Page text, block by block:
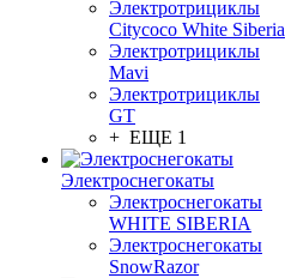
Электротрициклы
Citycoco White Siberia
Электротрициклы
Mavi
Электротрициклы
GT
+ ЕЩЕ 1
Электроснегокаты
Электроснегокаты
WHITE SIBERIA
Электроснегокаты
SnowRazor